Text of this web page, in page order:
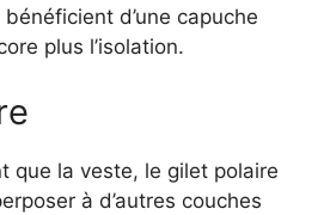
d’une capuche
plus l’isolation.
que la veste, le gilet polaire
à d’autres couches